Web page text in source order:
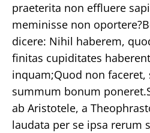
praeterita non effluere
meminisse non
dicere: Nihil haberem,
finitas cupiditates
inquam;Quod non
summum bonum
ab Aristotele, a
laudata per se ipsa rerum